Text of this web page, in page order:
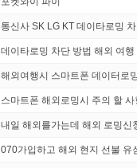
통신사 SK LG KT 데이타로밍
데이타로밍 차단 방법 해외 여
해외여행시 스마트폰 데이터로
스마트폰 해외로밍시 주의 할 사
내일 해외를가는데 해외 로밍신
070가입하고 해외 현지 선불 유